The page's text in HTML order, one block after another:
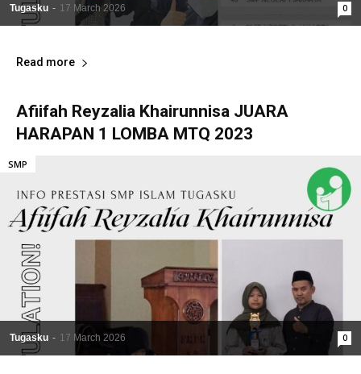
Tugasku - 17 March 2026 0
Read more
Afiifah Reyzalia Khairunnisa JUARA
HARAPAN 1 LOMBA MTQ 2023
Tugasku - 17 March 2026 0
SMP